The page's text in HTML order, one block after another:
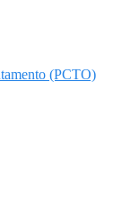
(PCTO)